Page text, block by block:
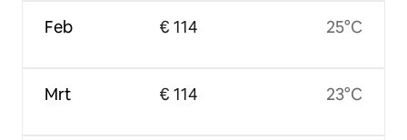
Feb
Mrt
€ 114
€ 114
25°C
23°C